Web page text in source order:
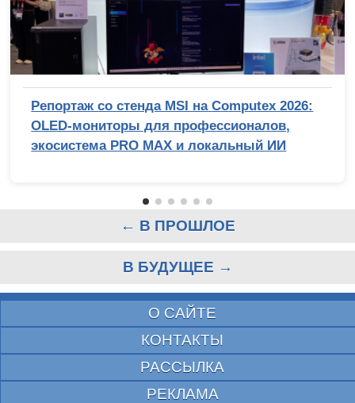
Репортаж со стенда MSI на Computex 2026:
OLED-мониторы для профессионалов,
экосистема PRO MAX и локальный ИИ
← В ПРОШЛОЕ
В БУДУЩЕЕ →
О САЙТЕ
КОНТАКТЫ
РАССЫЛКА
РЕКЛАМА